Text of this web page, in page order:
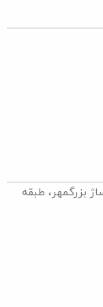
بزرگمهر، طبقه